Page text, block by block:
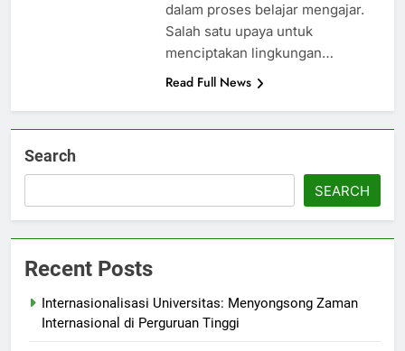
dalam proses belajar mengajar.
Salah satu upaya untuk
menciptakan lingkungan…
Read Full News
Search
SEARCH
Recent Posts
Internasionalisasi Universitas: Menyongsong Zaman
Internasional di Perguruan Tinggi